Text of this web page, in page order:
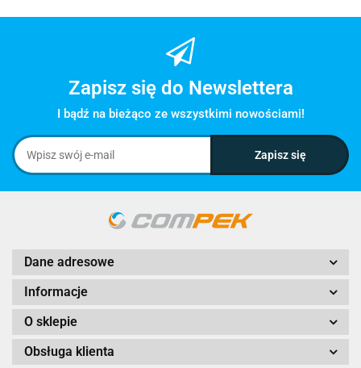
Zapisz się do Newslettera
I bądź na bieżąco ze wszystkimi nowościami!
Dane adresowe
Informacje
O sklepie
Obsługa klienta